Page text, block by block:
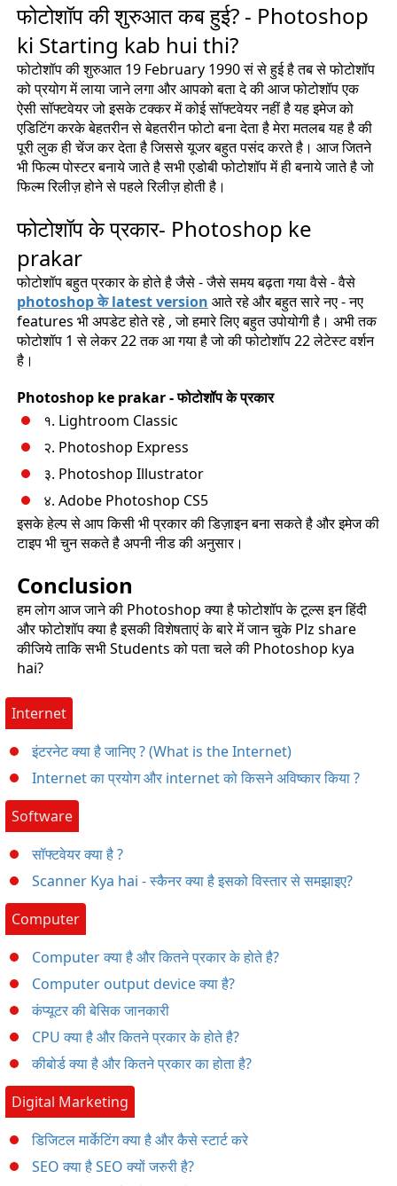
फोटोशॉप की शुरुआत कब हुई? - Photoshop
ki Starting kab hui thi?
फोटोशॉप की शुरुआत 19 February 1990 सं से हुई है तब से फोटोशॉप
को प्रयोग में लाया जाने लगा और आपको बता दे की आज फोटोशॉप एक
ऐसी सॉफ्टवेयर जो इसके टक्कर में कोई सॉफ्टवेयर नहीं है यह इमेज को
एडिटिंग करके बेहतरीन से बेहतरीन फोटो बना देता है मेरा मतलब यह है की
पूरी लुक ही चेंज कर देता है जिससे यूजर बहुत पसंद करते है। आज जितने
भी फिल्म पोस्टर बनाये जाते है सभी एडोबी फोटोशॉप में ही बनाये जाते है जो
फिल्म रिलीज़ होने से पहले रिलीज़ होती है।
फोटोशॉप के प्रकार- Photoshop ke
prakar
फोटोशॉप बहुत प्रकार के होते है जैसे - जैसे समय बढ़ता गया वैसे - वैसे
photoshop के latest version आते रहे और बहुत सारे नए - नए
features भी अपडेट होते रहे , जो हमारे लिए बहुत उपोयोगी है। अभी तक
फोटोशॉप 1 से लेकर 22 तक आ गया है जो की फोटोशॉप 22 लेटेस्ट वर्शन
है।
Photoshop ke prakar - फोटोशॉप के प्रकार
१. Lightroom Classic
२. Photoshop Express
३. Photoshop Illustrator
४. Adobe Photoshop CS5
इसके हेल्प से आप किसी भी प्रकार की डिज़ाइन बना सकते है और इमेज की
टाइप भी चुन सकते है अपनी नीड की अनुसार।
Conclusion
हम लोग आज जाने की Photoshop क्या है फोटोशॉप के टूल्स इन हिंदी
और फोटोशॉप क्या है इसकी विशेषताएं के बारे में जान चुके Plz share
कीजिये ताकि सभी Students को पता चले की Photoshop kya
hai?
Internet
इंटरनेट क्या है जानिए ? (What is the Internet)
Internet का प्रयोग और internet को किसने अविष्कार किया ?
Software
सॉफ्टवेयर क्या है ?
Scanner Kya hai - स्कैनर क्या है इसको विस्तार से समझाइए?
Computer
Computer क्या है और कितने प्रकार के होते है?
Computer output device क्या है?
कंप्यूटर की बेसिक जानकारी
CPU क्या है और कितने प्रकार के होते है?
कीबोर्ड क्या है और कितने प्रकार का होता है?
Digital Marketing
डिजिटल मार्केटिंग क्या है और कैसे स्टार्ट करे
SEO क्या है SEO क्यों जरुरी है?